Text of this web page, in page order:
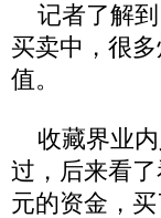
记者了解到
买卖中，很
值。
收藏界业内
过，后来看
元的资金，